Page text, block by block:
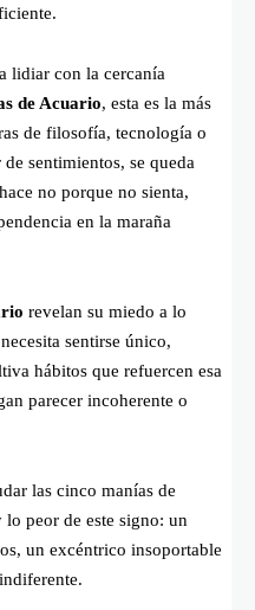
lidiar con la cercanía
de Acuario, esta es la más
de filosofía, tecnología o
sentimientos, se queda
no porque no sienta,
en la maraña
revelan su miedo a lo
sentirse único,
hábitos que refuercen esa
parecer incoherente o
las cinco manías de
peor de este signo: un
un excéntrico insoportable